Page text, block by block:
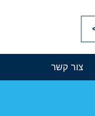
צור קשר